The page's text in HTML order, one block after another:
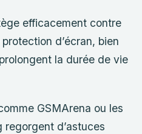
efficacement contre
d’écran, bien
la durée de vie
GSMArena ou les
regorgent d’astuces